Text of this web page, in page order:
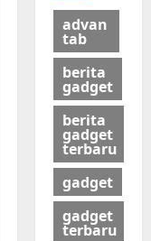
advan
tab
berita
gadget
berita
gadget
terbaru
gadget
gadget
terbaru